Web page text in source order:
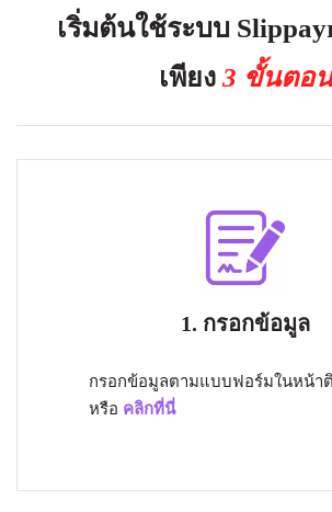
เริ่มต้นใช้ระบบ
เพียง 3 ขั้นตอน
1. กรอกข้อมูล
กรอกข้อมูลตามแบบฟอร์มในหน้า
หรือ คลิกที่นี่